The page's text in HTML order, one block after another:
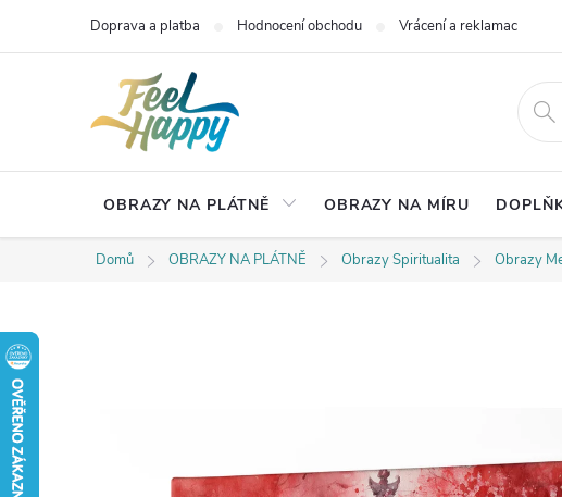
Doprava a platba Hodnocení obchodu Vrácení a reklamace
OBRAZY NA PLÁTNĚ OBRAZY NA MÍRU
Domů OBRAZY NA PLÁTNĚ Obrazy Spiritualita Obrazy